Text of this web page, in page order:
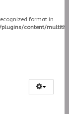
format in
content/